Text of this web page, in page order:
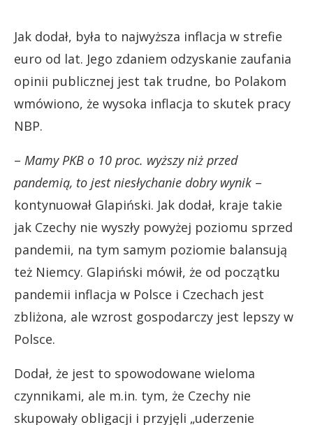
Jak dodał, była to najwyższa inflacja w strefie
euro od lat. Jego zdaniem odzyskanie zaufania
opinii publicznej jest tak trudne, bo Polakom
wmówiono, że wysoka inflacja to skutek pracy
NBP.
– Mamy PKB o 10 proc. wyższy niż przed
pandemią, to jest niesłychanie dobry wynik –
kontynuował Glapiński. Jak dodał, kraje takie
jak Czechy nie wyszły powyżej poziomu sprzed
pandemii, na tym samym poziomie balansują
też Niemcy. Glapiński mówił, że od początku
pandemii inflacja w Polsce i Czechach jest
zbliżona, ale wzrost gospodarczy jest lepszy w
Polsce.
Dodał, że jest to spowodowane wieloma
czynnikami, ale m.in. tym, że Czechy nie
skupowały obligacji i przyjęli „uderzenie